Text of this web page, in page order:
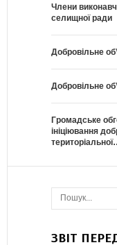
Члени
селищної ради
Добровільне
Добровільне
Громадське
ініціювання
ЗВІТ